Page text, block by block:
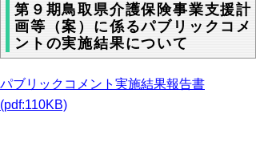
第９期鳥取県介護保険事業支援計
画等（案）に係るパブリックコメ
ントの実施結果について
パブリックコメント実施結果報告書
(pdf:110KB)